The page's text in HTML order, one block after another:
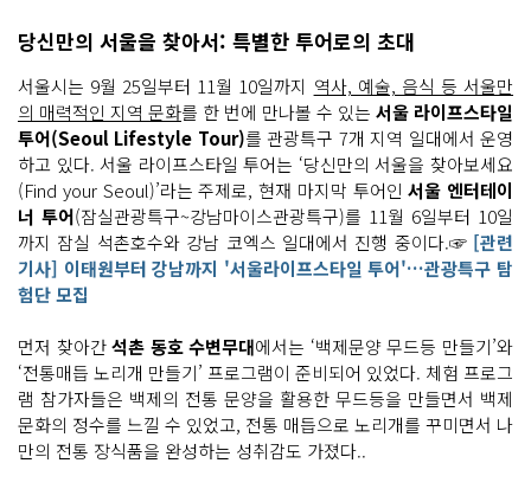
당신만의 서울을 찾아서: 특별한 투어로의 초대
서울시는 9월 25일부터 11월 10일까지 역사, 예술, 음식 등 서울만
의 매력적인 지역 문화를 한 번에 만나볼 수 있는 서울 라이프스타일
투어(Seoul Lifestyle Tour)를 관광특구 7개 지역 일대에서 운영
하고 있다. 서울 라이프스타일 투어는 ‘당신만의 서울을 찾아보세요
(Find your Seoul)’라는 주제로, 현재 마지막 투어인서울 엔터테이
너 투어(잠실관광특구~강남마이스관광특구)를 11월 6일부터 10일
까지 잠실 석촌호수와 강남 코엑스 일대에서 진행 중이다.☞[관련
기사] 이태원부터 강남까지 '서울라이프스타일 투어'…관광특구 탐
험단 모집
먼저 찾아간석촌 동호 수변무대에서는 ‘백제문양 무드등 만들기’와
‘전통매듭 노리개 만들기’ 프로그램이 준비되어 있었다. 체험 프로그
램 참가자들은 백제의 전통 문양을 활용한 무드등을 만들면서 백제
문화의 정수를 느낄 수 있었고, 전통 매듭으로 노리개를 꾸미면서 나
만의 전통 장식품을 완성하는 성취감도 가졌다..